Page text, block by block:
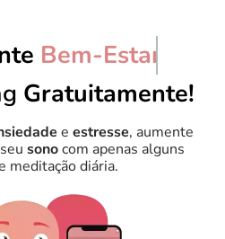
Gratuitamente!
e estresse, aumente
sonocom apenas alguns
meditação diária.